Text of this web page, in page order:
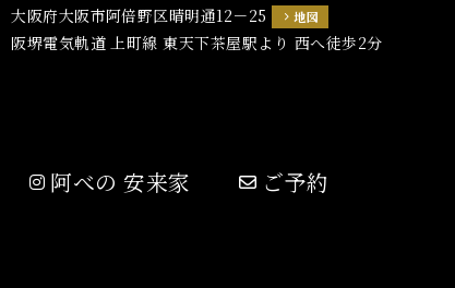
大阪府大阪市阿倍野区晴明通12－25
地図
阪堺電気軌道 上町線 東天下茶屋駅より 西へ徒歩2分
阿べの 安来家 ご予約